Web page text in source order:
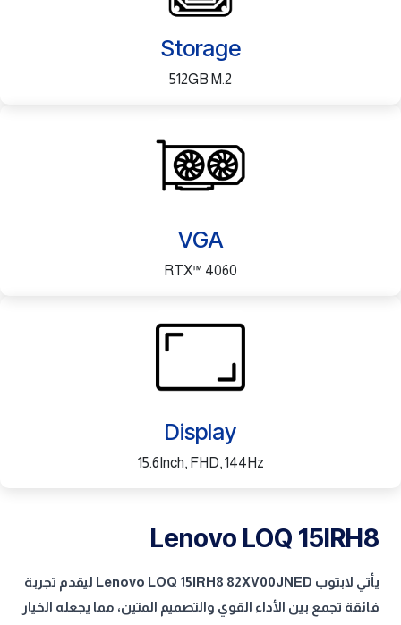
Storage
512GB M.2
VGA
RTX™ 4060
Display
15.6Inch, FHD, 144Hz
Lenovo LOQ 15IRH8
يأتي لابتوب Lenovo LOQ 15IRH8 82XV00JNED ليقدم تجربة
فائقة تجمع بين الأداء القوي والتصميم المتين، مما يجعله الخيار